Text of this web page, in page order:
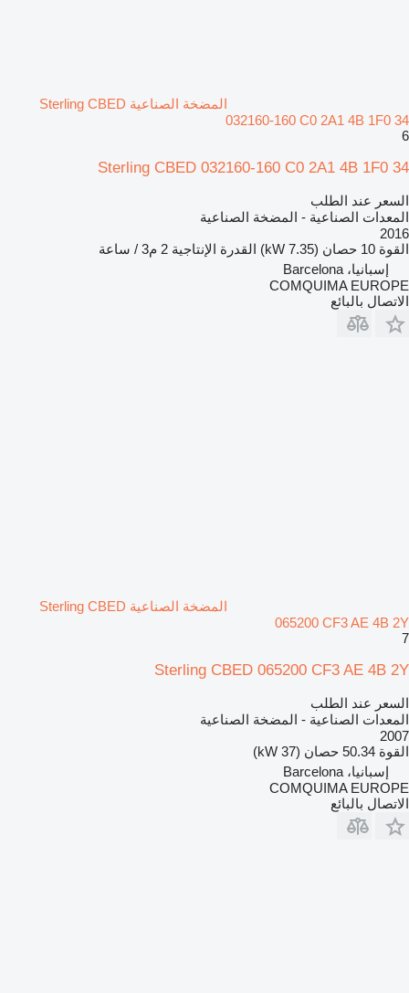
المضخة الصناعية Sterling CBED
032160-160 C0 2A1 4B 1F0 34
6
Sterling CBED 032160-160 C0 2A1 4B 1F0 34
السعر عند الطلب
المعدات الصناعية - المضخة الصناعية
2016
القوة 10 حصان (7.35 kW) القدرة الإنتاجية 2 م3 / ساعة
إسبانيا، Barcelona
COMQUIMA EUROPE
الاتصال بالبائع
المضخة الصناعية Sterling CBED
065200 CF3 AE 4B 2Y
7
Sterling CBED 065200 CF3 AE 4B 2Y
السعر عند الطلب
المعدات الصناعية - المضخة الصناعية
2007
القوة 50.34 حصان (37 kW)
إسبانيا، Barcelona
COMQUIMA EUROPE
الاتصال بالبائع